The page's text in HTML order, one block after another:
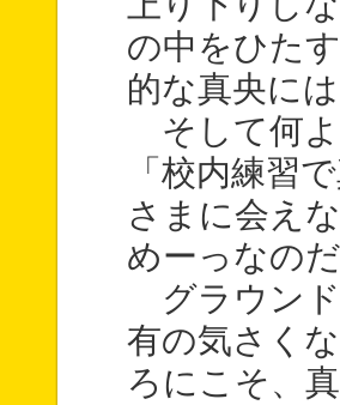
の中をひた
的な真央に
そして何
「校内練習
さまに会え
めーっなの
グラウンド
有の気さく
ろにこそ、